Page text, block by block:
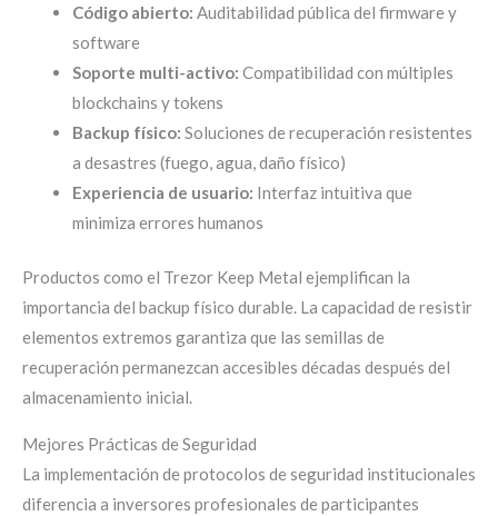
Código abierto: Auditabilidad pública del firmware y
software
Soporte multi-activo: Compatibilidad con múltiples
blockchains y tokens
Backup físico: Soluciones de recuperación resistentes
a desastres (fuego, agua, daño físico)
Experiencia de usuario: Interfaz intuitiva que
minimiza errores humanos
Productos como el Trezor Keep Metal ejemplifican la
importancia del backup físico durable. La capacidad de resistir
elementos extremos garantiza que las semillas de
recuperación permanezcan accesibles décadas después del
almacenamiento inicial.
Mejores Prácticas de Seguridad
La implementación de protocolos de seguridad institucionales
diferencia a inversores profesionales de participantes